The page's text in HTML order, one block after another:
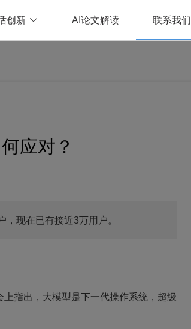
创新 AI论文解读 联系我们
应对？
现在已有接近3万用户。
指出，大模型是下一代操作系统，超级